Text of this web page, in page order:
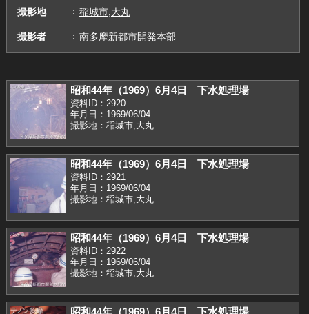
撮影地 稲城市,大丸
撮影者 南多摩新都市開発本部
昭和44年（1969）6月4日 下水処理場
資料ID：2920
年月日：1969/06/04
撮影地：稲城市,大丸
昭和44年（1969）6月4日 下水処理場
資料ID：2921
年月日：1969/06/04
撮影地：稲城市,大丸
昭和44年（1969）6月4日 下水処理場
資料ID：2922
年月日：1969/06/04
撮影地：稲城市,大丸
昭和44年（1969）6月4日 下水処理場